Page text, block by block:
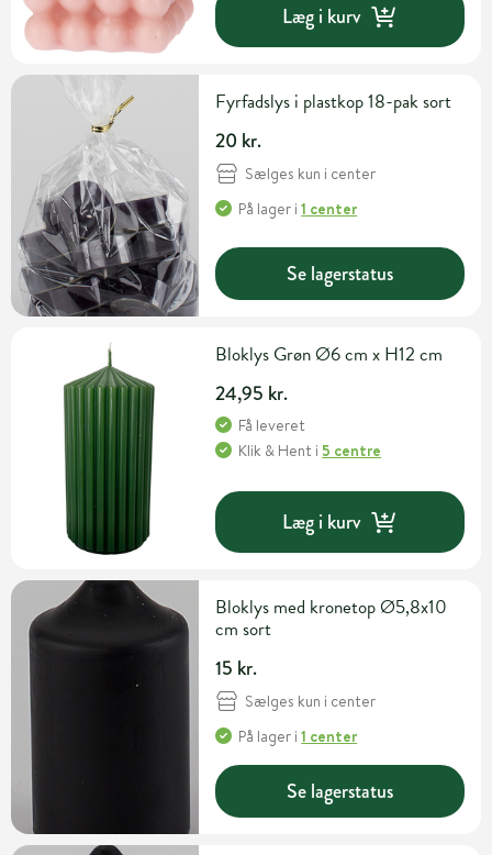
Læg i kurv
Fyrfadslys i plastkop 18-pak sort
20 kr.
Sælges kun i center
På lager i1 center
Se lagerstatus
Bloklys Grøn Ø6 cm x H12 cm
24,95 kr.
Få leveret
Klik & Hent i5 centre
Læg i kurv
Bloklys med kronetop Ø5,8x10
cm sort
15 kr.
Sælges kun i center
På lager i1 center
Se lagerstatus